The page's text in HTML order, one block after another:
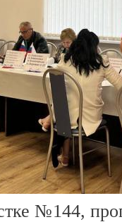
№144,